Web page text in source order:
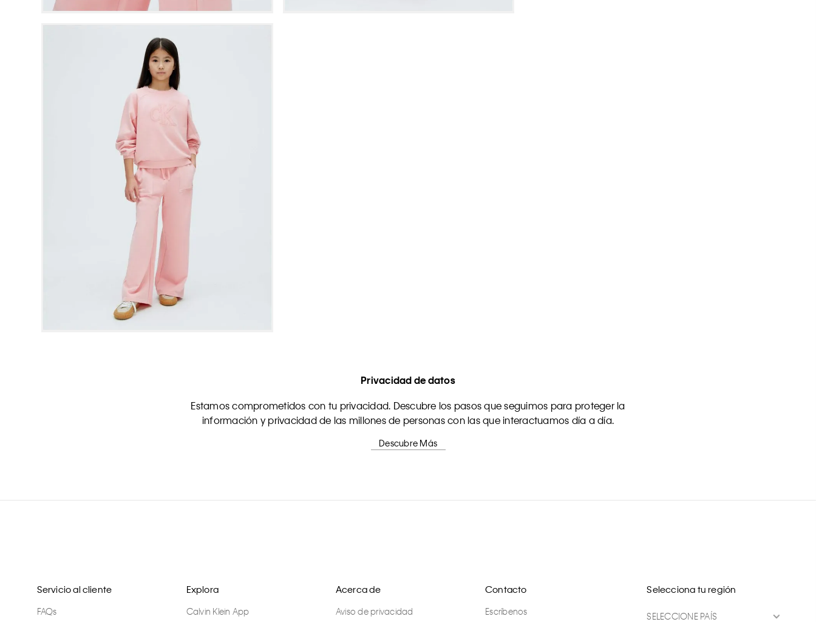
Privacidad de datos
Estamos comprometidos con tu privacidad. Descubre los pasos que seguimos para proteger la
información y privacidad de las millones de personas con las que interactuamos día a día.
Descubre Más
Servicio al cliente
FAQs
Explora
Calvin Klein App
Acerca de
Aviso de privacidad
Contacto
Escríbenos
Selecciona tu región
SELECCIONE PAÍS